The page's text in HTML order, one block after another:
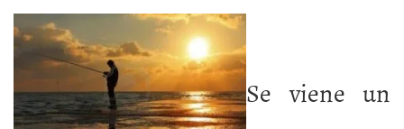
Se viene un